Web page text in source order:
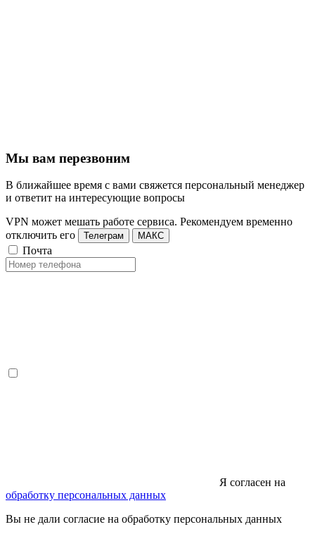
Мы вам перезвоним
В ближайшее время с вами свяжется персональный менеджер
и ответит на интересующие вопросы
VPN может мешать работе сервиса. Рекомендуем временно
отключить его
Телеграм МАКС
Почта
Я согласен на
обработку персональных данных
Вы не дали согласие на обработку персональных данных